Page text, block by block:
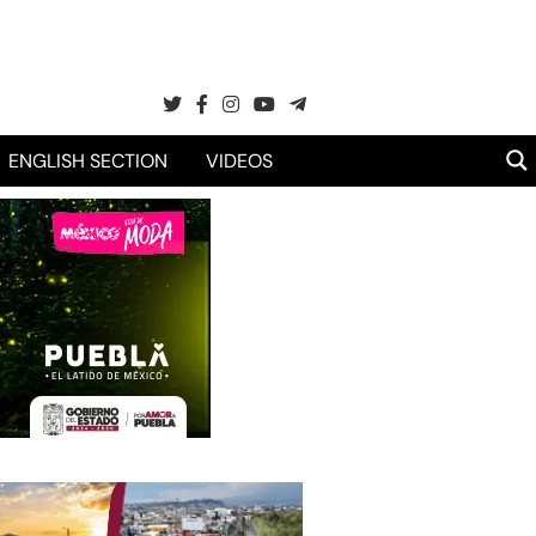
ENGLISH SECTION VIDEOS